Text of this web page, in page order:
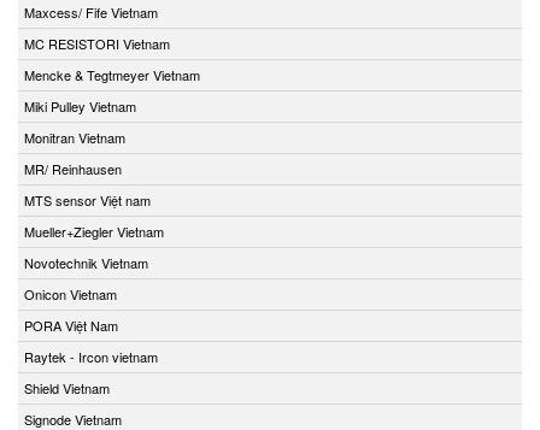
Maxcess/ Fife Vietnam
MC RESISTORI Vietnam
Mencke & Tegtmeyer Vietnam
Miki Pulley Vietnam
Monitran Vietnam
MR/ Reinhausen
MTS sensor Việt nam
Mueller+Ziegler Vietnam
Novotechnik Vietnam
Onicon Vietnam
PORA Việt Nam
Raytek - Ircon vietnam
Shield Vietnam
Signode Vietnam